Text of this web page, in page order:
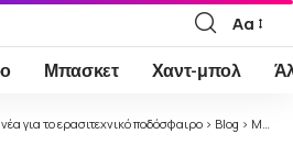
Font
Resizer
Αα
Μπασκετ Χαντ-μπολ
για το ερασιτεχνικό ποδόσφαιρο > Blog > Μπάσκετ